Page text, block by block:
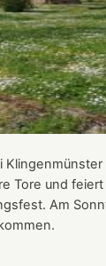
Tore und
Am